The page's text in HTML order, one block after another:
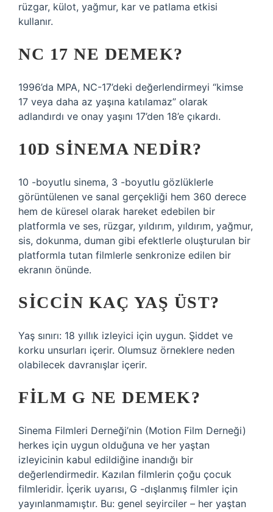
rüzgar, külot, yağmur, kar ve patlama etkisi
kullanır.
NC 17 NE DEMEK?
1996’da MPA, NC-17’deki değerlendirmeyi “kimse
17 veya daha az yaşına katılamaz” olarak
adlandırdı ve onay yaşını 17’den 18’e çıkardı.
10D SINEMA NEDIR?
10 -boyutlu sinema, 3 -boyutlu gözlüklerle
görüntülenen ve sanal gerçekliği hem 360 derece
hem de küresel olarak hareket edebilen bir
platformla ve ses, rüzgar, yıldırım, yıldırım, yağmur,
sis, dokunma, duman gibi efektlerle oluşturulan bir
platformla tutan filmlerle senkronize edilen bir
ekranın önünde.
SICCIN KAÇ YAŞ ÜST?
Yaş sınırı: 18 yıllık izleyici için uygun. Şiddet ve
korku unsurları içerir. Olumsuz örneklere neden
olabilecek davranışlar içerir.
FILM G NE DEMEK?
Sinema Filmleri Derneği’nin (Motion Film Derneği)
herkes için uygun olduğuna ve her yaştan
izleyicinin kabul edildiğine inandığı bir
değerlendirmedir. Kazılan filmlerin çoğu çocuk
filmleridir. İçerik uyarısı, G -dışlanmış filmler için
yayınlanmamıştır. Bu: genel seyirciler – her yaştan